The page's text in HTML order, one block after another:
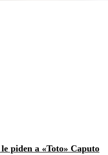
piden a «Toto» Caputo